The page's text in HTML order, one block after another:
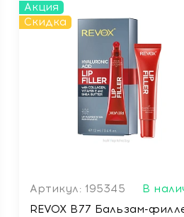
Акция
Скидка
Артикул: 195345
В
REVOX B77 Бальзам-